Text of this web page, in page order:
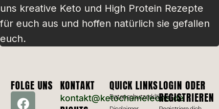
uns kreative Keto und High Protein Rezepte
für euch aus und hoffen natürlich sie gefallen
euch.
FOLGE UNS KONTAKT
kontakt@ketochameleons.de
QUICK LINKS
Datenschutzerklärung
LOGIN ODER
REGISTRIEREN